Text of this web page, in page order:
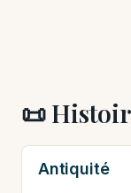
📜
Antiquité